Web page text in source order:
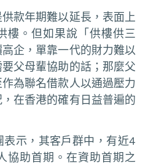
款年期難以延長，表面上
樓。但如果說「供樓供三
企，單靠一代的財力難以
父母輩協助的話；那麼父
為聯名借款人以通過壓力
在香港的確有日益普遍的
示，其客戶群中，有近4
協助首期。在資助首期之